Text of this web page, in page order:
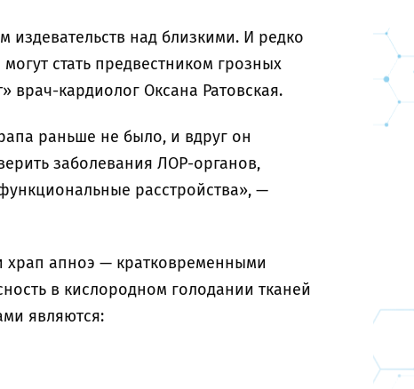
над близкими. И редко
стать предвестником грозных
врач-кардиолог Оксана Ратовская.
раньше не было, и вдруг он
заболевания ЛОР-органов,
расстройства», —
храп апноэ — кратковременными
в кислородном голодании тканей
являются: